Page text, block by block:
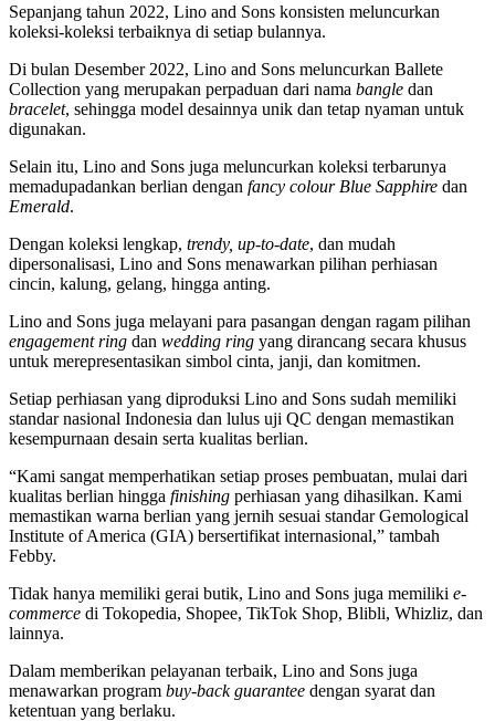
Sepanjang tahun 2022, Lino and Sons konsisten meluncurkan
koleksi-koleksi terbaiknya di setiap bulannya.
Di bulan Desember 2022, Lino and Sons meluncurkan Ballete
Collection yang merupakan perpaduan dari nama bangle dan
bracelet, sehingga model desainnya unik dan tetap nyaman untuk
digunakan.
Selain itu, Lino and Sons juga meluncurkan koleksi terbarunya
memadupadankan berlian dengan fancy colour Blue Sapphire dan
Emerald.
Dengan koleksi lengkap, trendy, up-to-date, dan mudah
dipersonalisasi, Lino and Sons menawarkan pilihan perhiasan
cincin, kalung, gelang, hingga anting.
Lino and Sons juga melayani para pasangan dengan ragam pilihan
engagement ring dan wedding ring yang dirancang secara khusus
untuk merepresentasikan simbol cinta, janji, dan komitmen.
Setiap perhiasan yang diproduksi Lino and Sons sudah memiliki
standar nasional Indonesia dan lulus uji QC dengan memastikan
kesempurnaan desain serta kualitas berlian.
“Kami sangat memperhatikan setiap proses pembuatan, mulai dari
kualitas berlian hingga finishing perhiasan yang dihasilkan. Kami
memastikan warna berlian yang jernih sesuai standar Gemological
Institute of America (GIA) bersertifikat internasional,” tambah
Febby.
Tidak hanya memiliki gerai butik, Lino and Sons juga memiliki e-
commerce di Tokopedia, Shopee, TikTok Shop, Blibli, Whizliz, dan
lainnya.
Dalam memberikan pelayanan terbaik, Lino and Sons juga
menawarkan program buy-back guarantee dengan syarat dan
ketentuan yang berlaku.